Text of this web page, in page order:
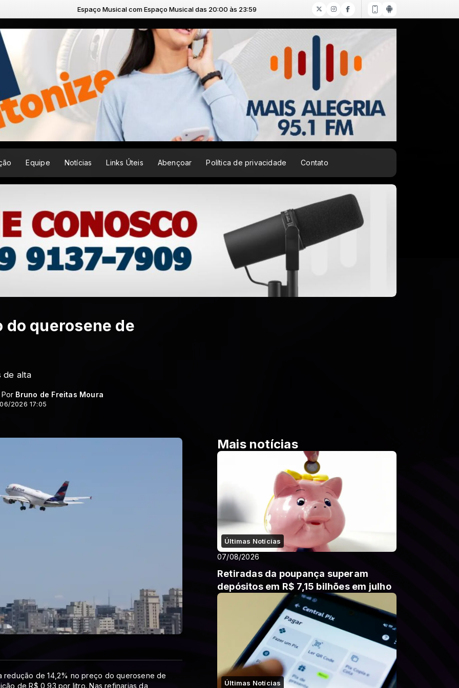
Espaço Musical com Espaço Musical das 20:00 às 23:59
Equipe Notícias Links Úteis Abençoar Política de privacidade Contato
querosene de
de alta
Bruno de Freitas Moura
2026 17:05
redução de 14,2% no preço do querosene de
de R$ 0,93 por litro. Nas refinarias da
Mais notícias
Últimas Notícias
07/08/2026
Retiradas da poupança superam
depósitos em R$ 7,15 bilhões em julho
Últimas Notícias